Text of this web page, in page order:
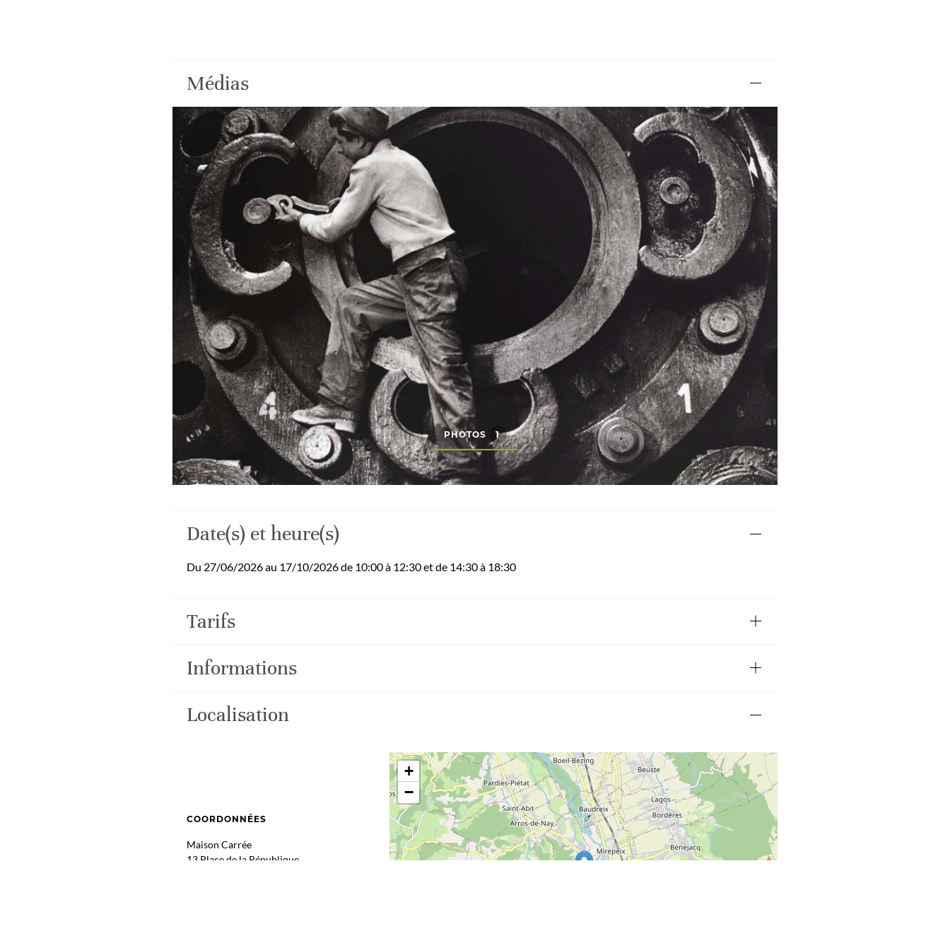
Médias
PHOTOS 1
Date(s) et heure(s)
Du 27/06/2026 au 17/10/2026 de 10:00 à 12:30 et de 14:30 à 18:30
Tarifs
Informations
Localisation
COORDONNÉES
Maison Carrée
13 Place de la République
+
−